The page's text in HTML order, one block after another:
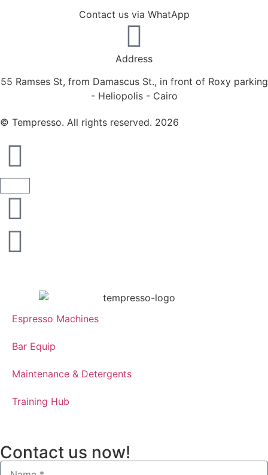
Contact us via WhatApp
Address
55 Ramses St, from Damascus St., in front of Roxy parking
- Heliopolis - Cairo
© Tempresso. All rights reserved. 2026
Espresso Machines​
Bar Equip
Maintenance & Detergents
Training Hub
Contact us now!